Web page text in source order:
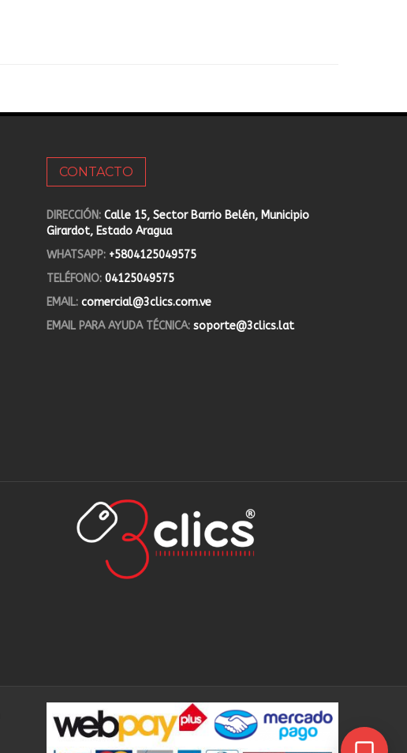
CONTACTO
DIRECCIÓN: Calle 15, Sector Barrio Belén, Municipio
Girardot, Estado Aragua
WHATSAPP: +5804125049575
TELÉFONO: 04125049575
EMAIL: comercial@3clics.com.ve
EMAIL PARA AYUDA TÉCNICA: soporte@3clics.lat